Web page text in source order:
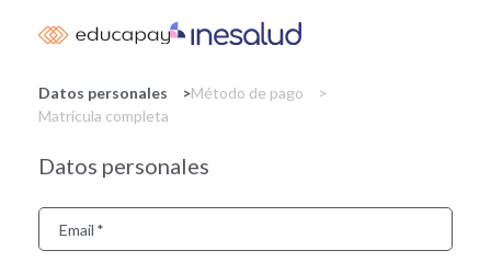
to
content
Datos personales
Método de pago
Matrícula completa
Datos personales
Email